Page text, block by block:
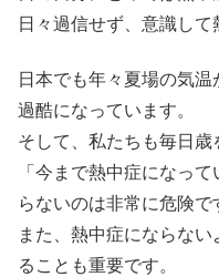
日々過信せず、意識して
日本でも年々夏場の気
過酷になっています。
そして、私たちも毎日歳
「今まで熱中症になっ
らないのは非常に危険で
また、熱中症にならな
ることも重要です。